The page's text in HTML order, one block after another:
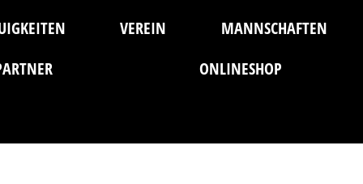
VEREIN
MANNSCHAFTEN
ONLINESHOP